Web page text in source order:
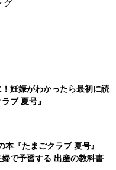
出血なのか、生理の終わ
ーのようなかたまりが出
まったり出たりを繰り返す
妊娠がわかったら最初に読
ブ 夏号』
本『たまごクラブ 夏号』
婦で予習する 出産の教科書